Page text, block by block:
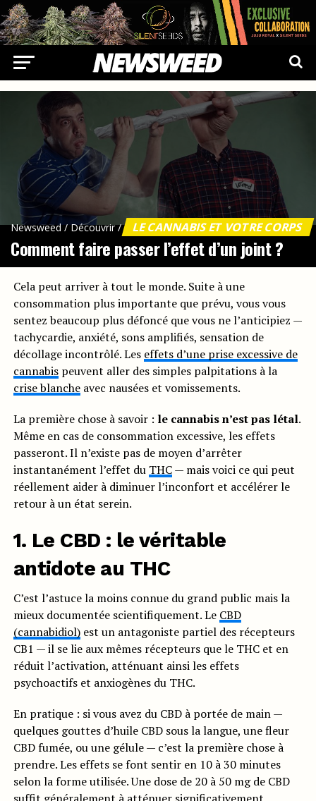
Newsweed / Découvrir / LE CANNABIS ET VOTRE CORPS
Comment faire passer l’effet d’un joint ?
Cela peut arriver à tout le monde. Suite à une
consommation plus importante que prévu, vous vous
sentez beaucoup plus défoncé que vous ne l’anticipiez —
tachycardie, anxiété, sons amplifiés, sensation de
décollage incontrôlé. Les effets d’une prise excessive de
cannabispeuvent aller des simples palpitations à la
crise blancheavec nausées et vomissements.
La première chose à savoir : le cannabis n’est pas létal.
Même en cas de consommation excessive, les effets
passeront. Il n’existe pas de moyen d’arrêter
instantanément l’effet du THC— mais voici ce qui peut
réellement aider à diminuer l’inconfort et accélérer le
retour à un état serein.
1. Le CBD : le véritable
antidote au THC
C’est l’astuce la moins connue du grand public mais la
mieux documentée scientifiquement. Le CBD
(cannabidiol)est un antagoniste partiel des récepteurs
CB1 — il se lie aux mêmes récepteurs que le THC et en
réduit l’activation, atténuant ainsi les effets
psychoactifs et anxiogènes du THC.
En pratique : si vous avez du CBD à portée de main —
quelques gouttes d’huile CBD sous la langue, une fleur
CBD fumée, ou une gélule — c’est la première chose à
prendre. Les effets se font sentir en 10 à 30 minutes
selon la forme utilisée. Une dose de 20 à 50 mg de CBD